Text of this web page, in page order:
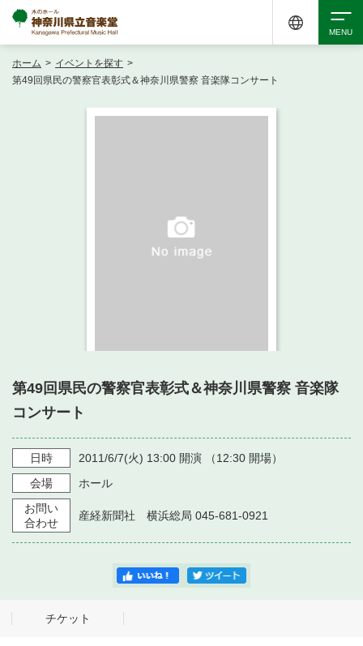
・ よくある質問
・ 施設を借りる
・ 抽選対象日
・ 利用料金
音楽堂について
・ 音楽堂のご案内
・ フロアマップ
・ 芸術参与
神奈川県立音楽堂
SNS
ホーム > イベントを探す >
第49回県民の警察官表彰式＆神奈川県警察 音楽隊コンサート
第49回県民の警察官表彰式＆神奈川県警察 音楽隊
コンサート
日時 2011/6/7(火) 13:00 開演 （12:30 開場）
会場
ホール
お問い
合わせ
産経新聞社 横浜総局 045-681-0921
チケット